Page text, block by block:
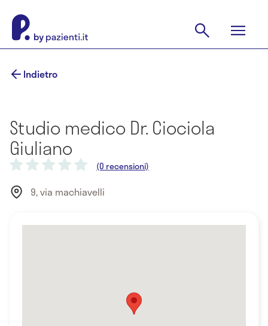
Indietro
Studio medico Dr. Ciociola
Giuliano
(0 recensioni)
9, via machiavelli